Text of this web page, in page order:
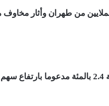
استمر 12 يوما فرار الملايين من طهران